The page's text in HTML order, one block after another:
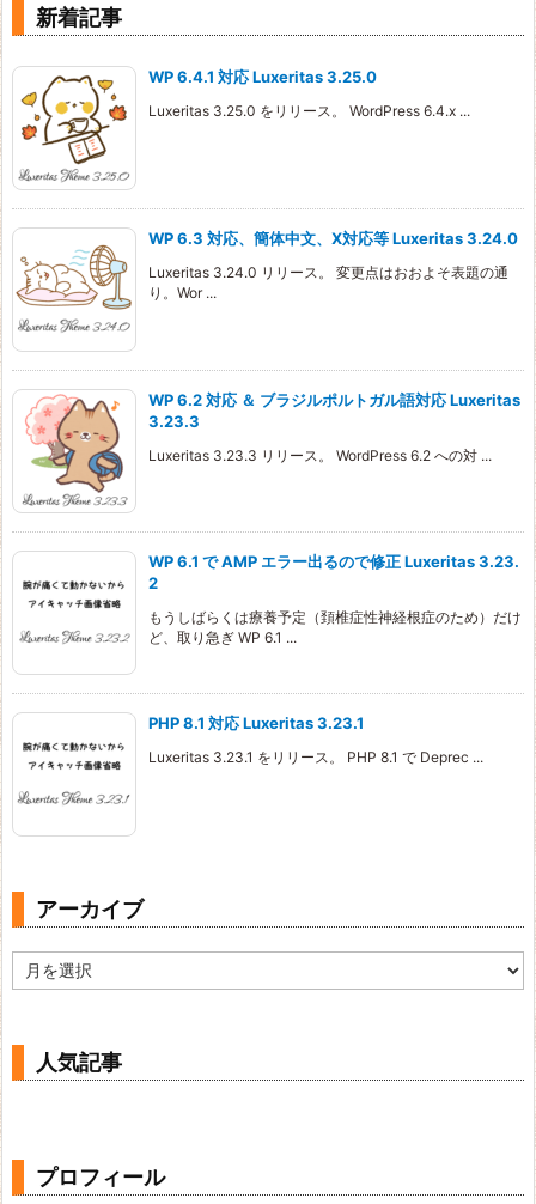
新着記事
WP 6.4.1 対応 Luxeritas 3.25.0
Luxeritas 3.25.0 をリリース。 WordPress 6.4.x ...
WP 6.3 対応、簡体中文、X対応等 Luxeritas 3.24.0
Luxeritas 3.24.0 リリース。 変更点はおおよそ表題の通
り。Wor ...
WP 6.2 対応 ＆ ブラジルポルトガル語対応 Luxeritas
3.23.3
Luxeritas 3.23.3 リリース。 WordPress 6.2 への対 ...
WP 6.1 で AMP エラー出るので修正 Luxeritas 3.23.
2
もうしばらくは療養予定（頚椎症性神経根症のため）だけ
ど、取り急ぎ WP 6.1 ...
PHP 8.1 対応 Luxeritas 3.23.1
Luxeritas 3.23.1 をリリース。 PHP 8.1 で Deprec ...
アーカイブ
ー
人気記事
プロフィール